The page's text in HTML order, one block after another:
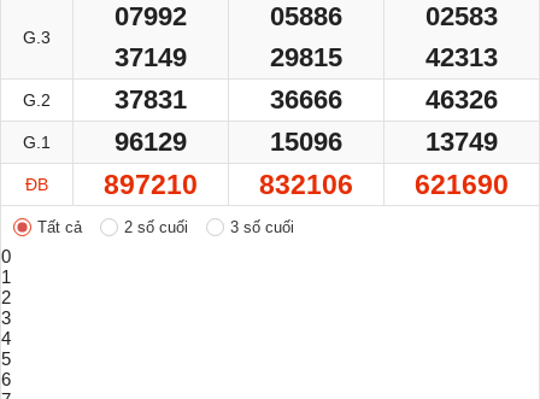
G.3
07992
37149
05886
29815
02583
42313
G.2 37831 36666 46326
G.1 96129 15096 13749
ĐB 897210 832106 621690
Tất cả 2 số cuối 3 số cuối
0
1
2
3
4
5
6